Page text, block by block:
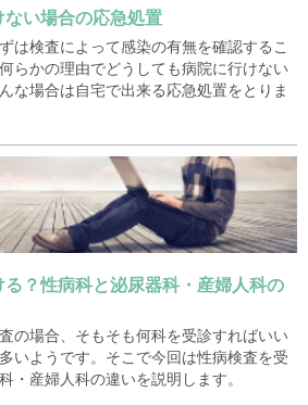
い場合の応急処置
は検査によって感染の有無を確認するこ
らかの理由でどうしても病院に行けない
な場合は自宅で出来る応急処置をとりま
？性病科と泌尿器科・産婦人科の
の場合、そもそも何科を受診すればいい
いようです。そこで今回は性病検査を受
・産婦人科の違いを説明します。